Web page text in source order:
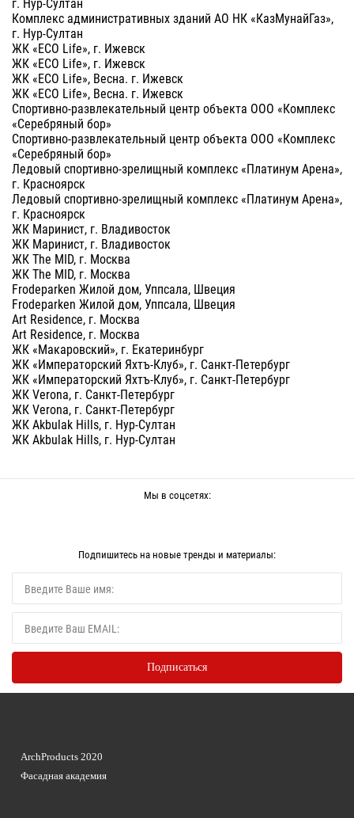
Комплекс административных зданий АО НК «КазМунайГаз»,
г. Нур-Султан
ЖК «ECO Life», г. Ижевск
ЖК «ECO Life», г. Ижевск
ЖК «ECO Life», Весна. г. Ижевск
ЖК «ECO Life», Весна. г. Ижевск
Спортивно-развлекательный центр объекта ООО «Комплекс
«Серебряный бор»
Спортивно-развлекательный центр объекта ООО «Комплекс
«Серебряный бор»
Ледовый спортивно-зрелищный комплекс «Платинум Арена»,
г. Красноярск
Ледовый спортивно-зрелищный комплекс «Платинум Арена»,
г. Красноярск
ЖК Маринист, г. Владивосток
ЖК Маринист, г. Владивосток
ЖК The MID, г. Москва
ЖК The MID, г. Москва
Frodeparken Жилой дом, Уппсала, Швеция
Frodeparken Жилой дом, Уппсала, Швеция
Art Residence, г. Москва
Art Residence, г. Москва
ЖК «Макаровский», г. Екатеринбург
ЖК «Императорский Яхтъ-Клуб», г. Санкт-Петербург
ЖК «Императорский Яхтъ-Клуб», г. Санкт-Петербург
ЖК Verona, г. Санкт-Петербург
ЖК Verona, г. Санкт-Петербург
ЖК Akbulak Hills, г. Нур-Султан
ЖК Akbulak Hills, г. Нур-Султан
Мы в соцсетях:
Подпишитесь на новые тренды и материалы:
ArchProducts 2020
Фасадная академия